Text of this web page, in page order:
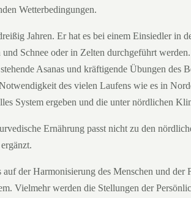
Wetterbedingungen.
Jahren. Er hat es bei einem Einsiedler in
und Schnee oder in Zelten durchgeführt
Asanas und kräftigende Übungen des
des vielen Laufens wie es in
System ergeben und die unter nördlichen
Ernährung passt nicht zu den
der Harmonisierung des Menschen und der
Vielmehr werden die Stellungen der